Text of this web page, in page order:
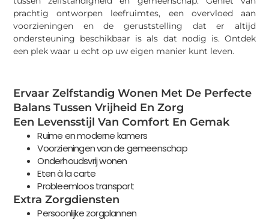
prachtig ontworpen leefruimtes, een overvloed aan
voorzieningen en de geruststelling dat er altijd
ondersteuning beschikbaar is als dat nodig is. Ontdek
een plek waar u echt op uw eigen manier kunt leven.
Ervaar Zelfstandig Wonen Met De Perfecte
Balans Tussen Vrijheid En Zorg
Een Levensstijl Van Comfort En Gemak
Ruime en moderne kamers
Voorzieningen van de gemeenschap
Onderhoudsvrij wonen
Eten à la carte
Probleemloos transport
Extra Zorgdiensten
Persoonlijke zorgplannen